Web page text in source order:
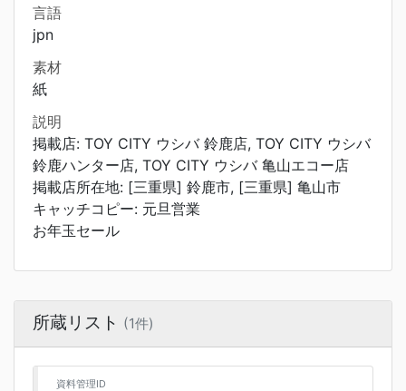
言語
jpn
素材
紙
説明
掲載店: TOY CITY ウシバ 鈴鹿店, TOY CITY ウシバ
鈴鹿ハンター店, TOY CITY ウシバ 亀山エコー店
掲載店所在地: [三重県] 鈴鹿市, [三重県] 亀山市
キャッチコピー: 元旦営業
お年玉セール
所蔵リスト (1件)
資料管理ID